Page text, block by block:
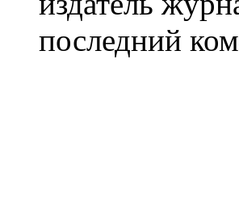
последний